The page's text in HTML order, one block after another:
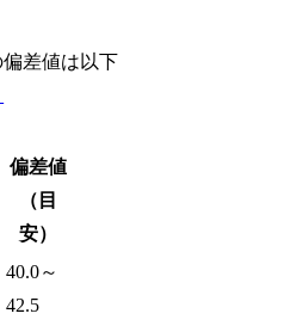
差値は以下
偏差値
（目
安）
40.0～
42.5